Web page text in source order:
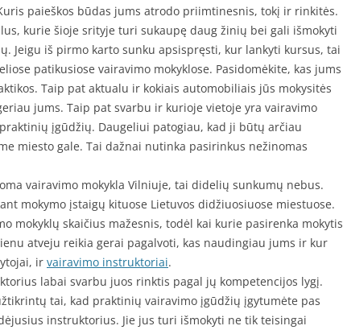
paieškos būdas jums atrodo priimtinesnis, tokį ir rinkitės.
kurie šioje srityje turi sukaupę daug žinių bei gali išmokyti
Jeigu iš pirmo karto sunku apsispręsti, kur lankyti kursus, tai
patikusiose vairavimo mokyklose. Pasidomėkite, kas jums
Taip pat aktualu ir kokiais automobiliais jūs mokysitės
jums. Taip pat svarbu ir kurioje vietoje yra vairavimo
įgūdžių. Daugeliui patogiau, kad ji būtų arčiau
miesto gale. Tai dažnai nutinka pasirinkus nežinomas
vairavimo mokykla Vilniuje, tai didelių sunkumų nebus.
mokymo įstaigų kituose Lietuvos didžiuosiuose miestuose.
mokyklų skaičius mažesnis, todėl kai kurie pasirenka mokytis
atveju reikia gerai pagalvoti, kas naudingiau jums ir kur
ir vairavimo instruktoriai.
labai svarbu juos rinktis pagal jų kompetencijos lygį.
tai, kad praktinių vairavimo įgūdžių įgytumėte pas
instruktorius. Jie jus turi išmokyti ne tik teisingai